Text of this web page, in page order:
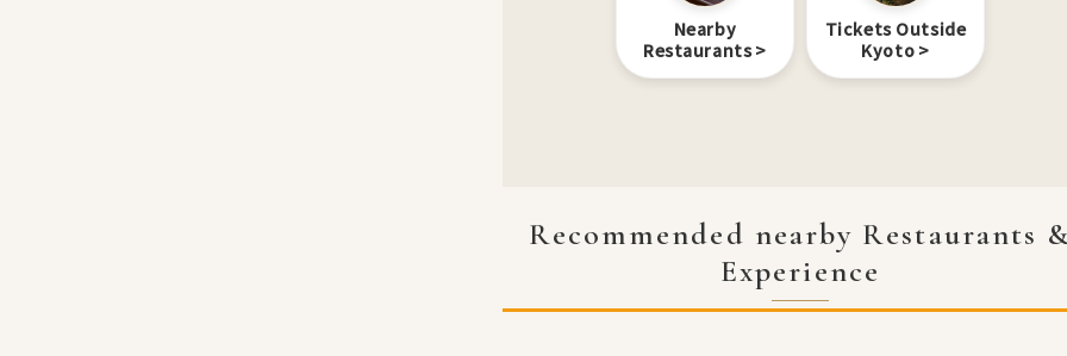
Nearby
Restaurants
Tickets Outside
Kyoto
Recommended nearby Restaurants
Experience